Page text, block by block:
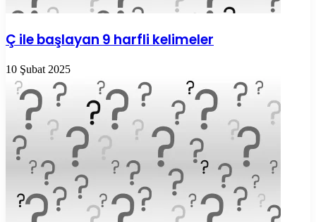
Ç ile başlayan 9 harfli kelimeler
10 Şubat 2025